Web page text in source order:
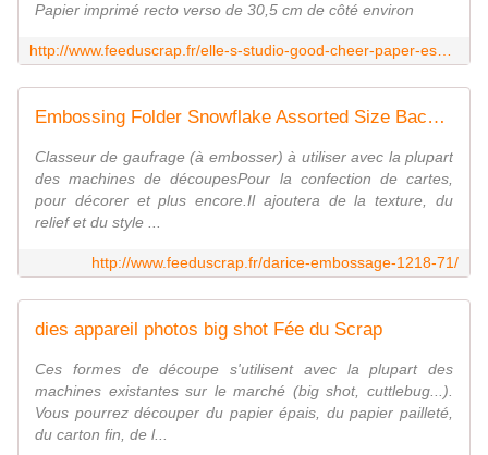
Papier imprimé recto verso de 30,5 cm de côté environ
Embossing Folder Snowflake Assorted Size Background Darice Fée du Scrap
Classeur de gaufrage (à embosser) à utiliser avec la plupart
des machines de découpesPour la confection de cartes,
pour décorer et plus encore.Il ajoutera de la texture, du
relief et du style ...
http://www.feeduscrap.fr/darice-embossage-1218-71/
dies appareil photos big shot Fée du Scrap
Ces formes de découpe s'utilisent avec la plupart des
machines existantes sur le marché (big shot, cuttlebug...).
Vous pourrez découper du papier épais, du papier pailleté,
du carton fin, de l...